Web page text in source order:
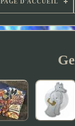
PAGE D'ACCUEIL